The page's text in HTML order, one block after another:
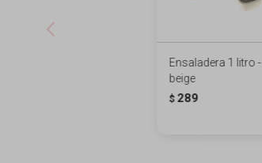
Ensaladera 1 litro -
beige
$ 289